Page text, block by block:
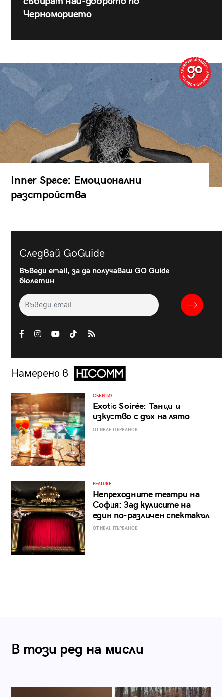
Черноморието
Inner Space: Емоционални
разстройства
Следвай GoGuide
Въведи email, за да получаваш GO Guide
бюлетин
Намерено в
СЪБИТИЯ
Exotic Soirée: Танци и
изкуство с дъх на лято
ОТ ИВАН ПЪРВАНОВ
FEATURE
Непреходните театри на
София: Зад кулисите на
един по-различен спектакъл
ОТ ИВАН ПЪРВАНОВ
В този ред на мисли